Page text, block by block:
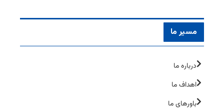
مسیر ما
درباره ما
اهداف ما
باورهای ما